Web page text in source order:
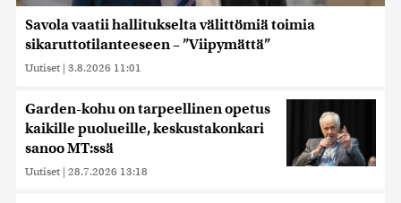
Savola vaatii hallitukselta välittömiä toimia
sikaruttotilanteeseen – ”Viipymättä”
Uutiset | 3.8.2026 11:01
Garden-kohu on tarpeellinen opetus
kaikille puolueille, keskustakonkari
sanoo MT:ssä
Uutiset | 28.7.2026 13:18